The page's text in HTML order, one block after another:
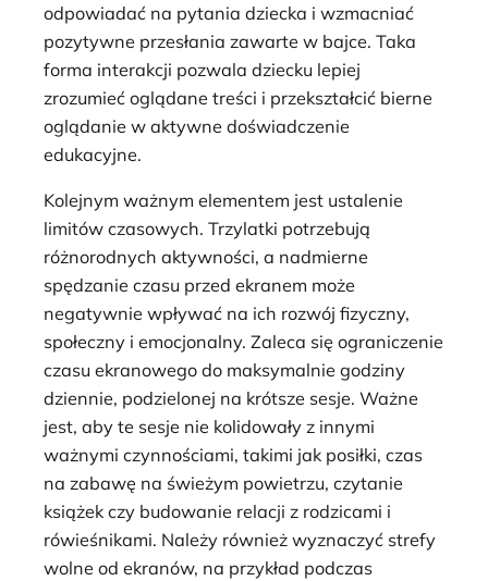
odpowiadać na pytania dziecka i wzmacniać
pozytywne przesłania zawarte w bajce. Taka
forma interakcji pozwala dziecku lepiej
zrozumieć oglądane treści i przekształcić bierne
oglądanie w aktywne doświadczenie
edukacyjne.
Kolejnym ważnym elementem jest ustalenie
limitów czasowych. Trzylatki potrzebują
różnorodnych aktywności, a nadmierne
spędzanie czasu przed ekranem może
negatywnie wpływać na ich rozwój fizyczny,
społeczny i emocjonalny. Zaleca się ograniczenie
czasu ekranowego do maksymalnie godziny
dziennie, podzielonej na krótsze sesje. Ważne
jest, aby te sesje nie kolidowały z innymi
ważnymi czynnościami, takimi jak posiłki, czas
na zabawę na świeżym powietrzu, czytanie
książek czy budowanie relacji z rodzicami i
rówieśnikami. Należy również wyznaczyć strefy
wolne od ekranów, na przykład podczas